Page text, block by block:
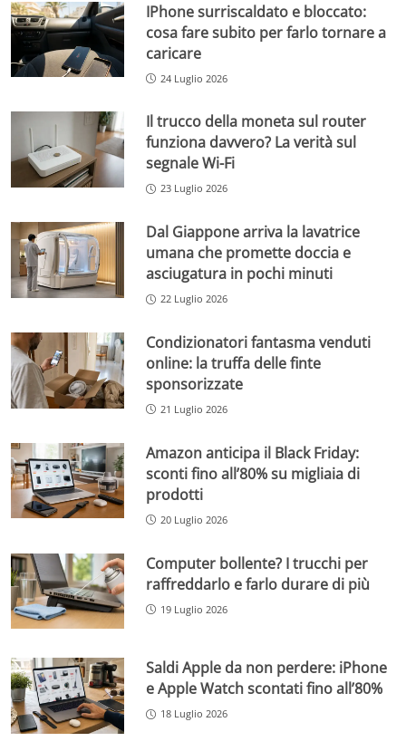
IPhone surriscaldato e bloccato:
cosa fare subito per farlo tornare a
caricare
24 Luglio 2026
Il trucco della moneta sul router
funziona davvero? La verità sul
segnale Wi-Fi
23 Luglio 2026
Dal Giappone arriva la lavatrice
umana che promette doccia e
asciugatura in pochi minuti
22 Luglio 2026
Condizionatori fantasma venduti
online: la truffa delle finte
sponsorizzate
21 Luglio 2026
Amazon anticipa il Black Friday:
sconti fino all’80% su migliaia di
prodotti
20 Luglio 2026
Computer bollente? I trucchi per
raffreddarlo e farlo durare di più
19 Luglio 2026
Saldi Apple da non perdere: iPhone
e Apple Watch scontati fino all’80%
18 Luglio 2026